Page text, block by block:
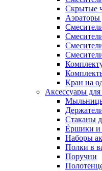
Скрытые
Аэраторы
Кран на
Аксессуары
Стаканы
Ёршики и
Наборы
Полки в
Поручни